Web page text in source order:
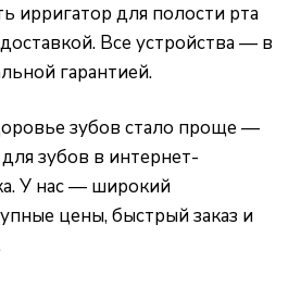
ирригатор для полости рта
Все устройства — в
гарантией.
зубов стало проще —
зубов в интернет-
У нас — широкий
цены, быстрый заказ и